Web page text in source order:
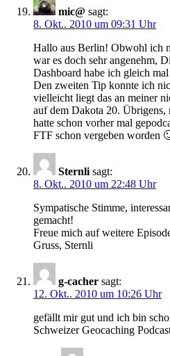
mic@ sagt:
8. Okt.. 2010 um 09:31 Uhr
Hallo aus Berlin! Obwohl ich
war es doch sehr angenehm,
Dashboard habe ich gleich
Den zweiten Tip konnte ich
vielleicht liegt das an meiner
auf dem Dakota 20.
hatte schon vorher mal
FTF schon vergeben worden
Sternli sagt:
8. Okt.. 2010 um 22:48 Uhr
Sympatische Stimme,
gemacht!
Freue mich auf weitere
Gruss, Sternli
g-cacher sagt:
12. Okt.. 2010 um 10:26 Uhr
gefällt mir gut und ich bin
Schweizer Geocaching